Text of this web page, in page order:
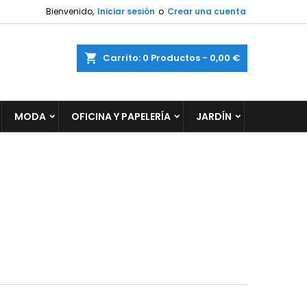
Bienvenido, Iniciar sesión o Crear una cuenta
Carrito 0 Productos - 0,00 €
MODA OFICINA Y PAPELERÍA JARDÍN